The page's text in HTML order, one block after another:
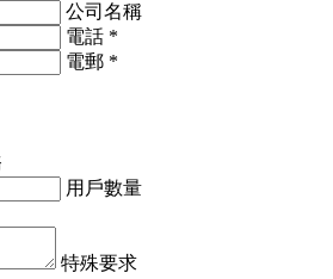
公司名稱
電話 *
電郵 *
用戶數量
特殊要求